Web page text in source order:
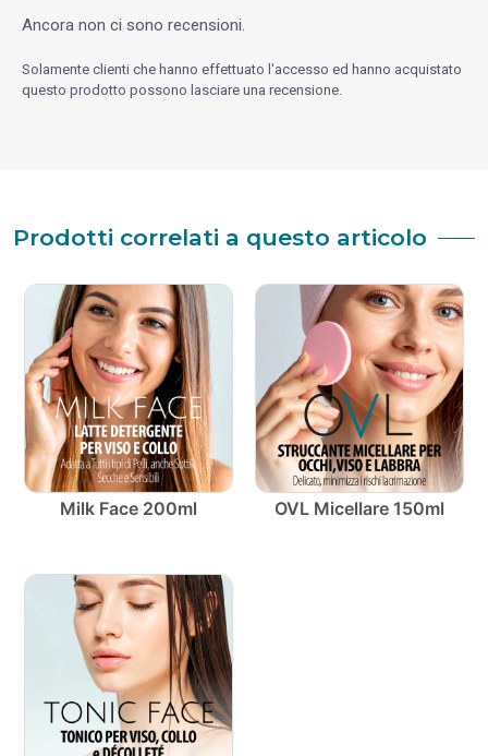
Ancora non ci sono recensioni.
Solamente clienti che hanno effettuato l'accesso ed hanno acquistato
questo prodotto possono lasciare una recensione.
Prodotti correlati a questo articolo
Milk Face 200ml OVL Micellare 150ml